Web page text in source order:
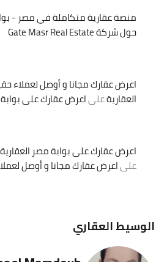
منصة عقارية متكاملة في مصر -
حول شركة Gate Masr Real Estate
اعرض عقارك مجانا و أوصل لعملاء
العقاريةعلىاعرض عقارك على
اعرض عقارك على بوابة مصر
علىاعرض عقارك مجانا و أوصل
الوسيط العقاري